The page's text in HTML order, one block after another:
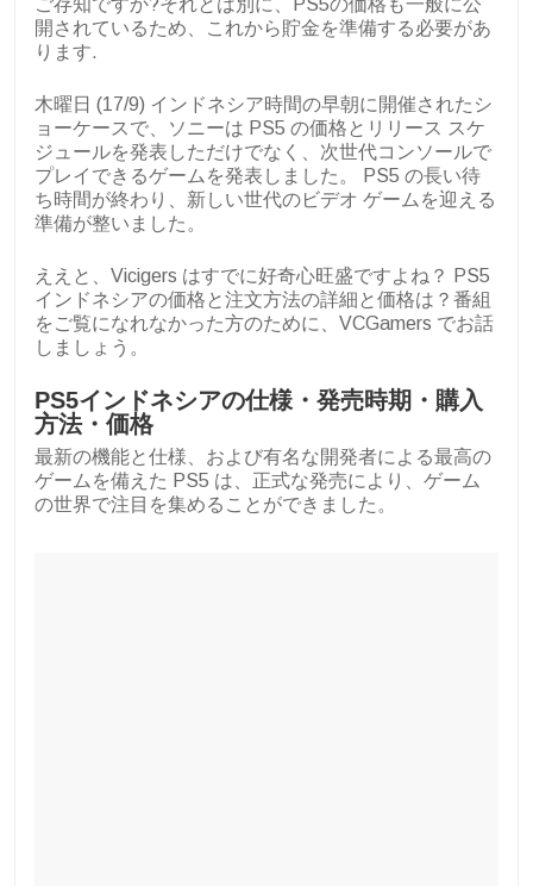
ご存知ですか?それとは別に、PS5の価格も一般に公
開されているため、これから貯金を準備する必要があ
ります.
木曜日 (17/9) インドネシア時間の早朝に開催されたシ
ョーケースで、ソニーは PS5 の価格とリリース スケ
ジュールを発表しただけでなく、次世代コンソールで
プレイできるゲームを発表しました。 PS5 の長い待
ち時間が終わり、新しい世代のビデオ ゲームを迎える
準備が整いました。
ええと、Vicigers はすでに好奇心旺盛ですよね？ PS5
インドネシアの価格と注文方法の詳細と価格は？番組
をご覧になれなかった方のために、VCGamers でお話
しましょう。
PS5インドネシアの仕様・発売時期・購入
方法・価格
最新の機能と仕様、および有名な開発者による最高の
ゲームを備えた PS5 は、正式な発売により、ゲーム
の世界で注目を集めることができました。